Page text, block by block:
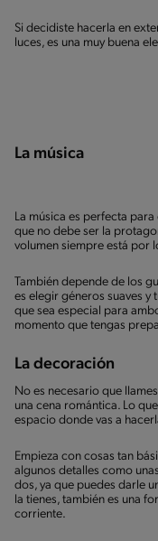
Si decidiste hacerla en
luces, es una muy buena
La música
La música es perfecta
que no debe ser la
volumen siempre está por
También depende de los
es elegir géneros suaves y
que sea especial para
momento que tengas
La decoración
No es necesario que
una cena romántica. Lo
espacio donde vas a
Empieza con cosas tan
algunos detalles como
dos, ya que puedes darle
la tienes, también es una
corriente.